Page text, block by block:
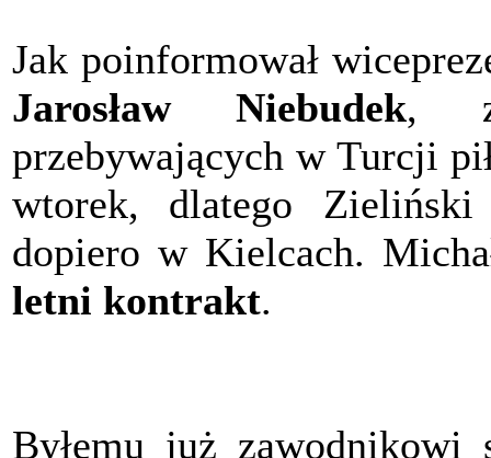
Jak poinformował
Jarosław Niebudek,
przebywających w Turcji
wtorek, dlatego Zieliński
dopiero w Kielcach.
letni kontrakt.
Byłemu już zawodnikowi